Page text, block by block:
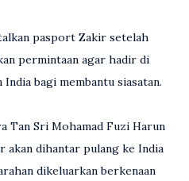
pasport Zakir setelah
permintaan agar hadir di
India bagi membantu siasatan.
Tan Sri Mohamad Fuzi Harun
akan dihantar pulang ke India
dikeluarkan berkenaan